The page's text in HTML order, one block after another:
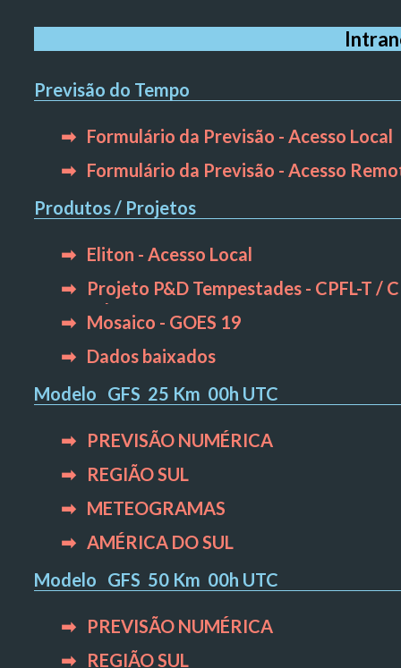
Previsão do Tempo
➡ Formulário da Previsão - Acesso
➡ Formulário da Previsão - Acesso
Produtos / Projetos
➡ Eliton - Acesso Local
➡ Projeto P&D Tempestades - CPFL-T /
UFPel
➡ Mosaico - GOES 19
➡ Dados baixados
Modelo GFS 25 Km 00h UTC
➡ PREVISÃO NUMÉRICA
➡ REGIÃO SUL
➡ METEOGRAMAS
➡ AMÉRICA DO SUL
Modelo GFS 50 Km 00h UTC
➡ PREVISÃO NUMÉRICA
➡ REGIÃO SUL